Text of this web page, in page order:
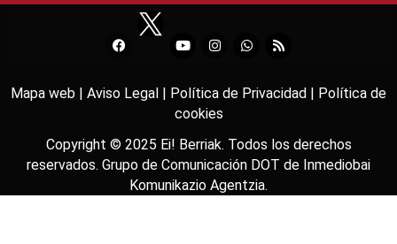
Mapa web | Aviso Legal | Política de Privacidad | Política de
cookies
Copyright © 2025 Ei! Berriak. Todos los derechos
reservados. Grupo de Comunicación DOT de Inmediobai
Komunikazio Agentzia.